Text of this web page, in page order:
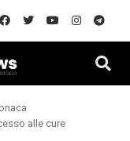
alle cure